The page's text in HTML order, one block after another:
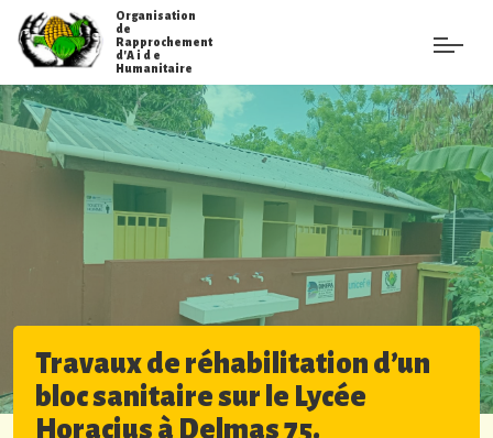
Organisation
de
Rapprochement
d'A i d e
Humanitaire
Travaux de réhabilitation d’un
bloc sanitaire sur le Lycée
Horacius à Delmas 75.